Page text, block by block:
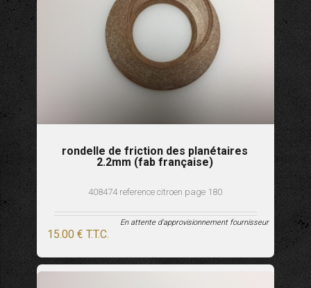
rondelle de friction des planétaires
2.2mm (fab française)
408474 reference citroen page 180
15.00 € T.T.C.
En attente d'approvisionnement fournisseur